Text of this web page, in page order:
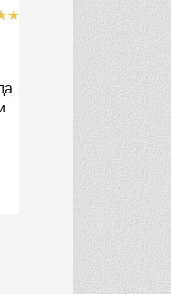
★ Филиппов
23.11.2025
В этот раз
чётко по
детали, помогли
стабильность!